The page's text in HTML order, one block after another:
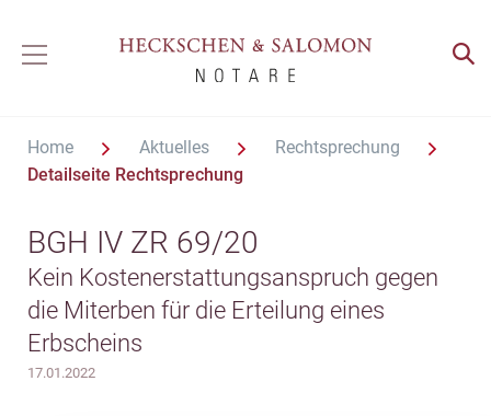
Home Aktuelles
Rechtsprechung
Detailseite Rechtsprechung
BGH IV ZR 69/20
Kein Kostenerstattungsanspruch gegen
die Miterben für die Erteilung eines
Erbscheins
17.01.2022